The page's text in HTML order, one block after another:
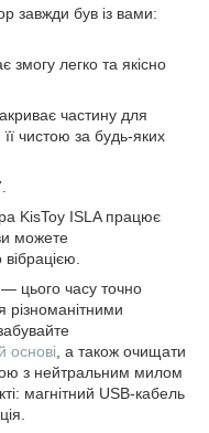
завжди був із вами:
змогу легко та якісно
частину для
чистою за будь-яких
KisToy ISLA працює
можете
цього часу точно
різноманітними
основі , а також очищати
з нейтральним милом
магнітний USB-кабель